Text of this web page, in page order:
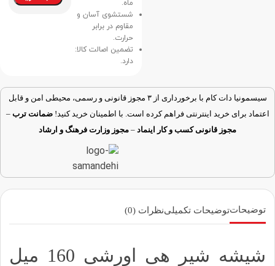
ماه.
شستشوی آسان و
مقاوم در برابر
حرارت.
تضمین اصالت کالا:
دارد.
سیسمونیا دات کام با برخورداری از ۳ مجوز قانونی و رسمی، محیطی امن و قابل
اعتماد برای خرید اینترنتی فراهم کرده است. با اطمینان خرید کنید!ضمانت ترب –
مجوز قانونی کسب و کار اینماد – مجوز وزارت فرهنگ و ارشاد
توضیحاتتوضیحات تکمیلینظرات (0)
شیشه شیر هی اورشی 160 میل